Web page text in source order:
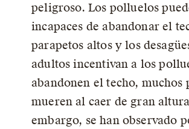
peligroso. Los polluelos
incapaces de abandonar el
parapetos altos y los
adultos incentivan a los
abandonen el techo, muchos
mueren al caer de gran
embargo, se han observado